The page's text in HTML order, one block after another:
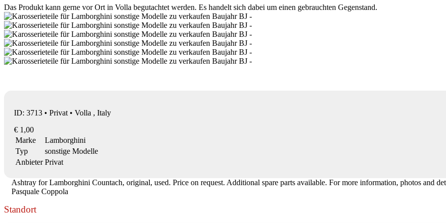
Das Produkt kann gerne vor Ort in Volla begutachtet werden. Es handelt sich dabei um einen gebrauchten Gegenstand.
ID: 3713 • Privat • Volla , Italy
€ 1,00
Marke
Lamborghini
Typ
sonstige Modelle
Anbieter Privat
Ashtray for Lamborghini Countach, original, used. Price on request. Additional spare parts available. For more information, photos and
Pasquale Coppola
Standort